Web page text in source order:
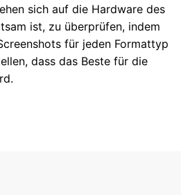
sich auf die Hardware des
ist, zu überprüfen, indem
für jeden Formattyp
dass das Beste für die